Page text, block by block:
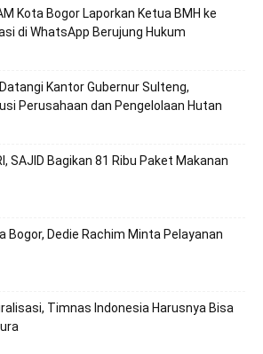
Kota Bogor Laporkan Ketua BMH ke
di WhatsApp Berujung Hukum
Kantor Gubernur Sulteng,
Perusahaan dan Pengelolaan Hutan
SAJID Bagikan 81 Ribu Paket Makanan
Bogor, Dedie Rachim Minta Pelayanan
Timnas Indonesia Harusnya Bisa